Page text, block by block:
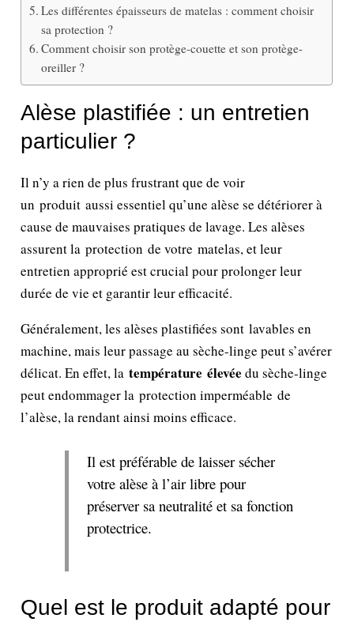
Les différentes épaisseurs de matelas : comment choisir
sa protection ?
Comment choisir son protège-couette et son protège-
oreiller ?
Alèse plastifiée : un entretien
particulier ?
Il n’y a rien de plus frustrant que de voir
un produit aussi essentiel qu’une alèse se détériorer à
cause de mauvaises pratiques de lavage. Les alèses
assurent la protection de votre matelas, et leur
entretien approprié est crucial pour prolonger leur
durée de vie et garantir leur efficacité.
Généralement, les alèses plastifiées sont lavables en
machine, mais leur passage au sèche-linge peut s’avérer
délicat. En effet, latempérature élevée du sèche-linge
peut endommager la protection imperméable de
l’alèse, la rendant ainsi moins efficace.
Il est préférable de laisser sécher
votre alèse à l’air libre pour
préserver sa neutralité et sa fonction
protectrice.
Quel est le produit adapté pour